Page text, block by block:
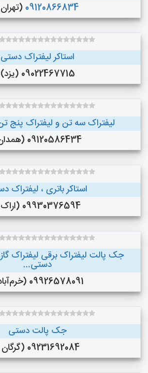
09120866834
استاکر لیفتراک دستی
09022467715 (یزد)
لیفتراک سه تن و لیفتراک پنج
09120586434 (همدان)
استاکر باتری ، لیفتراک
09930376594 (اراک )
جک پالت لیفتراک برقی لیفتراک
دستی...
09926578091 (خرم‌آباد )
جک پالت دستی
09231692084 (گرگان )